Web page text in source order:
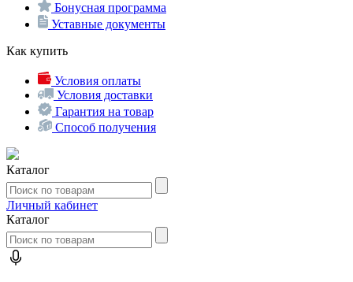
Бонусная программа
Уставные документы
Как купить
Условия оплаты
Условия доставки
Гарантия на товар
Способ получения
Каталог
Личный кабинет
Каталог